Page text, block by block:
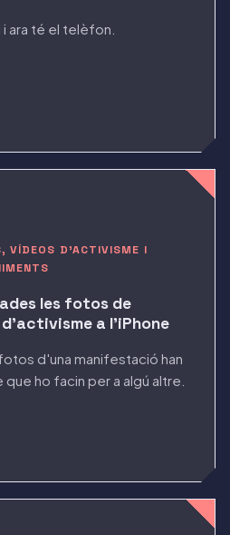
ara té el telèfon.
VÍDEOS D'ACTIVISME I
les fotos de
a l'iPhone
d'una manifestació han
ho facin per a algú altre.